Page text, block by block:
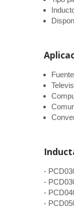
-
-
-
-